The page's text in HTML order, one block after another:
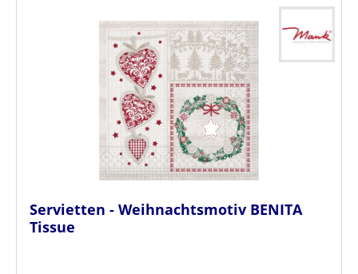
Servietten - Weihnachtsmotiv BENITA
Tissue